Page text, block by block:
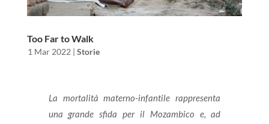
Too Far to Walk
1 Mar 2022 | Storie
La mortalità materno-infantile rappresenta
una grande sfida per il Mozambico e, ad